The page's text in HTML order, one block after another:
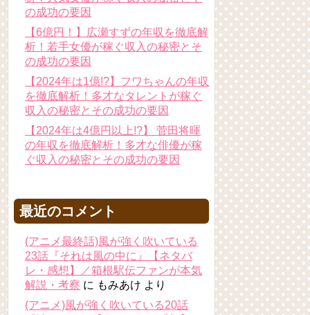
の成功の要因
【6億円！】広瀬すずの年収を徹底解
析！若手女優が稼ぐ収入の秘密とそ
の成功の要因
【2024年は1億!?】フワちゃんの年収
を徹底解析！多才なタレントが稼ぐ
収入の秘密とその成功の要因
【2024年は4億円以上!?】 菅田将暉
の年収を徹底解析！多才な俳優が稼
ぐ収入の秘密とその成功の要因
最近のコメント
(アニメ最終話)風が強く吹いている
23話『それは風の中に』【ネタバ
レ・感想】／箱根駅伝ファンが本気
解説・考察 に もみあけ より
(アニメ)風が強く吹いている20話